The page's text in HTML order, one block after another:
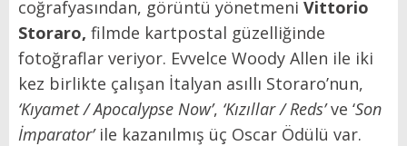
coğrafyasından, görüntü yönetmeni Vittorio
Storaro, filmde kartpostal güzelliğinde
fotoğraflar veriyor. Evvelce Woody Allen ile iki
kez birlikte çalışan İtalyan asıllı Storaro’nun,
‘Kıyamet / Apocalypse Now’, ‘Kızıllar / Reds’ve ‘Son
İmparator’ile kazanılmış üç Oscar Ödülü var.